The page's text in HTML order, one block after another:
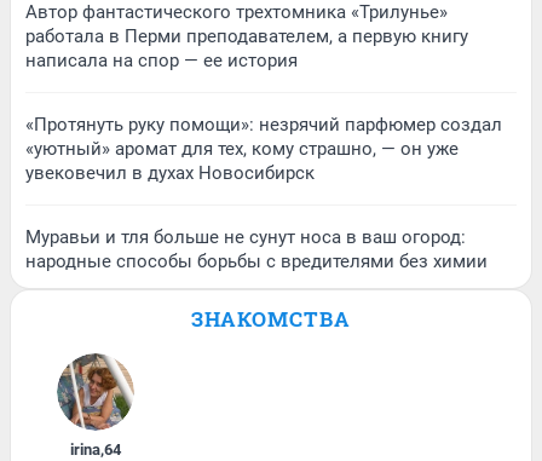
Автор фантастического трехтомника «Трилунье»
работала в Перми преподавателем, а первую книгу
написала на спор — ее история
«Протянуть руку помощи»: незрячий парфюмер создал
«уютный» аромат для тех, кому страшно, — он уже
увековечил в духах Новосибирск
Муравьи и тля больше не сунут носа в ваш огород:
народные способы борьбы с вредителями без химии
ЗНАКОМСТВА
irina,64